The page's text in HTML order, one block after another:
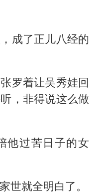
成了正儿八经的
罗着让吴秀娃回
，非得说这么做
他过苦日子的女
世就全明白了。